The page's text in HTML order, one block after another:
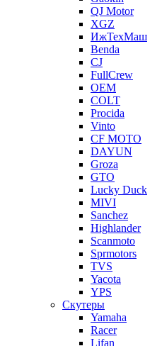
QJ Motor
XGZ
ИжТехМаш
Benda
CJ
FullCrew
OEM
COLT
Procida
Vinto
CF MOTO
DAYUN
Groza
GTO
Lucky Duck
MIVI
Sanchez
Highlander
Scanmoto
Sprmotors
TVS
Yacota
YPS
Скутеры
Yamaha
Racer
Lifan